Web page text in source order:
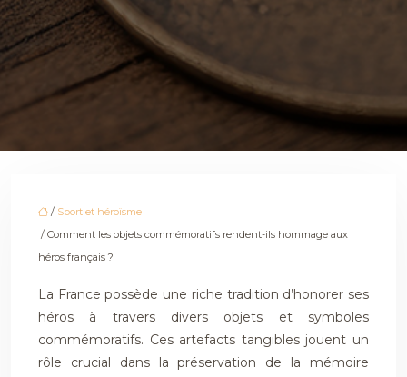
/ Sport et héroïsme
/ Comment les objets commémoratifs rendent-ils hommage aux
héros français ?
La France possède une riche tradition d’honorer ses
héros à travers divers objets et symboles
commémoratifs. Ces artefacts tangibles jouent un
rôle crucial dans la préservation de la mémoire